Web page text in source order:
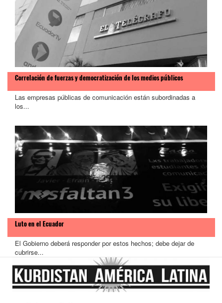
Correlación de fuerzas y democratización de los medios públicos
Las empresas públicas de comunicación están subordinadas a
los...
Luto en el Ecuador
El Gobierno deberá responder por estos hechos; debe dejar de
cubrirse...